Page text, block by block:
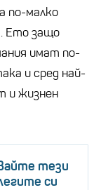
по-малко
Ето защо
имат по-
и сред най-
и жизнен
тези
си